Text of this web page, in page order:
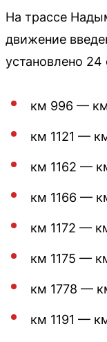
На трассе
движение
установлено 24
км 996 —
км 1121 —
км 1162 —
км 1166 —
км 1172 —
км 1175 —
км 1778 —
км 1191 —